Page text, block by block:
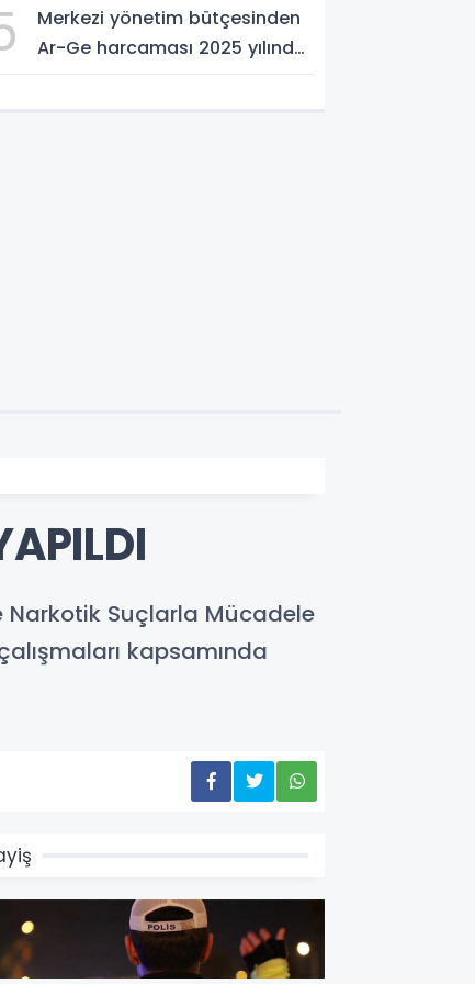
Merkezi yönetim bütçesinden
Ar-Ge harcaması 2025 yılında
Narkotik Suçlarla Mücadele
kapsamında